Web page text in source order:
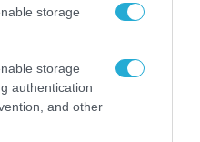
storage
storage
authentication
and other